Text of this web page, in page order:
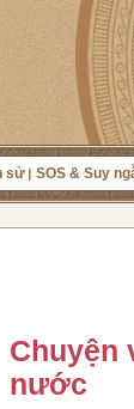
sử SOS & Suy
Chuyện
nước